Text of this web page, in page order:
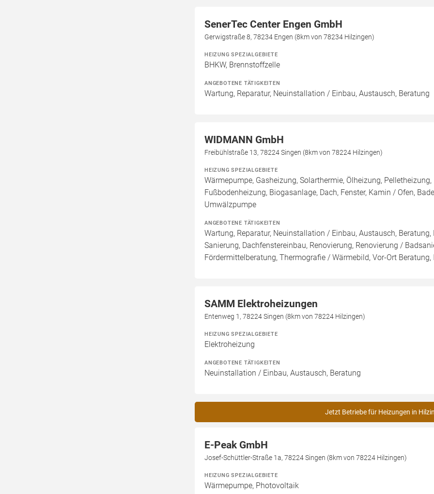
SenerTec Center Engen GmbH
Gerwigstraße 8, 78234 Engen (8km von 78234 Hilzingen)
HEIZUNG SPEZIALGEBIETE
BHKW, Brennstoffzelle
ANGEBOTENE TÄTIGKEITEN
Wartung, Reparatur, Neuinstallation / Einbau, Austausch, Beratung
WIDMANN GmbH
Freibühlstraße 13, 78224 Singen (8km von 78224 Hilzingen)
HEIZUNG SPEZIALGEBIETE
Wärmepumpe, Gasheizung, Solarthermie, Ölheizung,
Fußbodenheizung, Biogasanlage, Dach, Fenster, Kamin / Ofen,
Umwälzpumpe
ANGEBOTENE TÄTIGKEITEN
Wartung, Reparatur, Neuinstallation / Einbau, Austausch,
Sanierung, Dachfenstereinbau, Renovierung, Renovierung /
Fördermittelberatung, Thermografie / Wärmebild, Vor-Ort
SAMM Elektroheizungen
Entenweg 1, 78224 Singen (8km von 78224 Hilzingen)
HEIZUNG SPEZIALGEBIETE
Elektroheizung
ANGEBOTENE TÄTIGKEITEN
Neuinstallation / Einbau, Austausch, Beratung
Jetzt Betriebe für Heizungen in
E-Peak GmbH
Josef-Schüttler-Straße 1a, 78224 Singen (8km von 78224 Hilzingen)
HEIZUNG SPEZIALGEBIETE
Wärmepumpe, Photovoltaik